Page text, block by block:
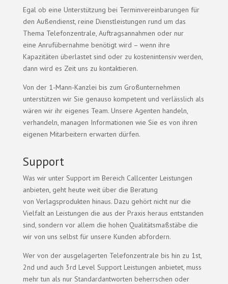
Egal ob eine Unterstützung bei Terminvereinbarungen für
den Außendienst, reine Dienstleistungen rund um das
Thema Telefonzentrale, Auftragsannahmen oder nur
eine Anrufübernahme benötigt wird – wenn ihre
Kapazitäten überlastet sind oder zu kostenintensiv werden,
dann wird es Zeit uns zu kontaktieren.
Von der 1-Mann-Kanzlei bis zum Großunternehmen
unterstützen wir Sie genauso kompetent und verlässlich als
wären wir ihr eigenes Team. Unsere Agenten handeln,
verhandeln, managen Informationen wie Sie es von ihren
eigenen Mitarbeitern erwarten dürfen.
Support
Was wir unter Support im Bereich Callcenter Leistungen
anbieten, geht heute weit über die Beratung
von Verlagsprodukten hinaus. Dazu gehört nicht nur die
Vielfalt an Leistungen die aus der Praxis heraus entstanden
sind, sondern vor allem die hohen Qualitätsmaßstäbe die
wir von uns selbst für unsere Kunden abfordern.
Wer von der ausgelagerten Telefonzentrale bis hin zu 1st,
2nd und auch 3rd Level Support Leistungen anbietet, muss
mehr tun als nur Standardantworten beherrschen oder